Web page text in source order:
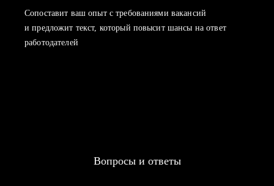
Сопоставит ваш опыт с требованиями вакансий
и предложит текст, который повысит шансы на ответ
работодателей
Вопросы и ответы